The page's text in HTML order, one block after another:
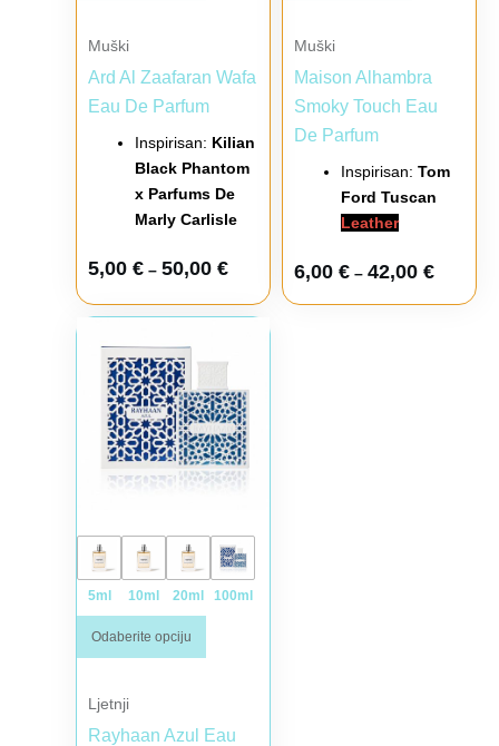
Muški
Ard Al Zaafaran Wafa
Eau De Parfum
Inspirisan: Kilian
Black Phantom
x Parfums De
Marly Carlisle
5,00 € – 50,00 €
Muški
Maison Alhambra
Smoky Touch Eau
De Parfum
Inspirisan: Tom
Ford Tuscan
Leather
6,00 € – 42,00 €
5ml 10ml 20ml 100ml
Odaberite opciju
Ljetnji
Rayhaan Azul Eau
Raspon cena: od 6,00 € do 51,00 €
Ovaj proizvod ima više varijanti. Opcije mogu biti